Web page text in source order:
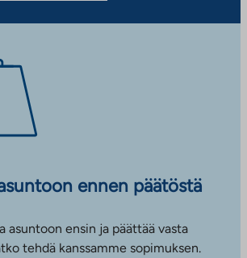
ennen päätöstä
asuntoon ensin ja päättää vasta
tehdä kanssamme sopimuksen.